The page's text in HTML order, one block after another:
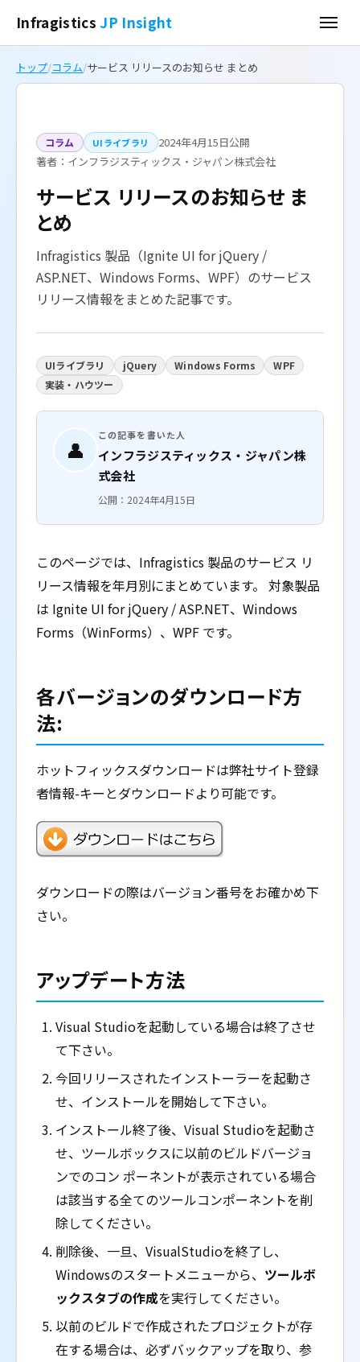
Infragistics JP Insight
トップ/コラム/サービス リリースのお知らせ まとめ
コラム UIライブラリ
2024年4月15日公開
著者：インフラジスティックス・ジャパン株式会社
サービス リリースのお知らせ ま
とめ
Infragistics 製品（Ignite UI for jQuery /
ASP.NET、Windows Forms、WPF）のサービス
リリース情報をまとめた記事です。
UIライブラリ jQuery Windows Forms
WPF
実装・ハウツー
👤
この記事を書いた人
インフラジスティックス・ジャパン株
式会社
公開：2024年4月15日
このページでは、Infragistics 製品のサービス リ
リース情報を年月別にまとめています。 対象製品
は Ignite UI for jQuery / ASP.NET、Windows
Forms（WinForms）、WPF です。
各バージョンのダウンロード方
法:
ホットフィックスダウンロードは弊社サイト登録
者情報-キーとダウンロードより可能です。
ダウンロードの際はバージョン番号をお確かめ下
さい。
アップデート方法
Visual Studioを起動している場合は終了させ
て下さい。
今回リリースされたインストーラーを起動さ
せ、インストールを開始して下さい。
インストール終了後、Visual Studioを起動さ
せ、ツールボックスに以前のビルドバージョ
ンでのコン ポーネントが表示されている場合
は該当する全てのツールコンポーネントを削
除してください。
削除後、一旦、VisualStudioを終了し、
Windowsのスタートメニューから、 ツールボ
ックスタブの作成を実行してください。
以前のビルドで作成されたプロジェクトが存
在する場合は、必ずバックアップを取り、参